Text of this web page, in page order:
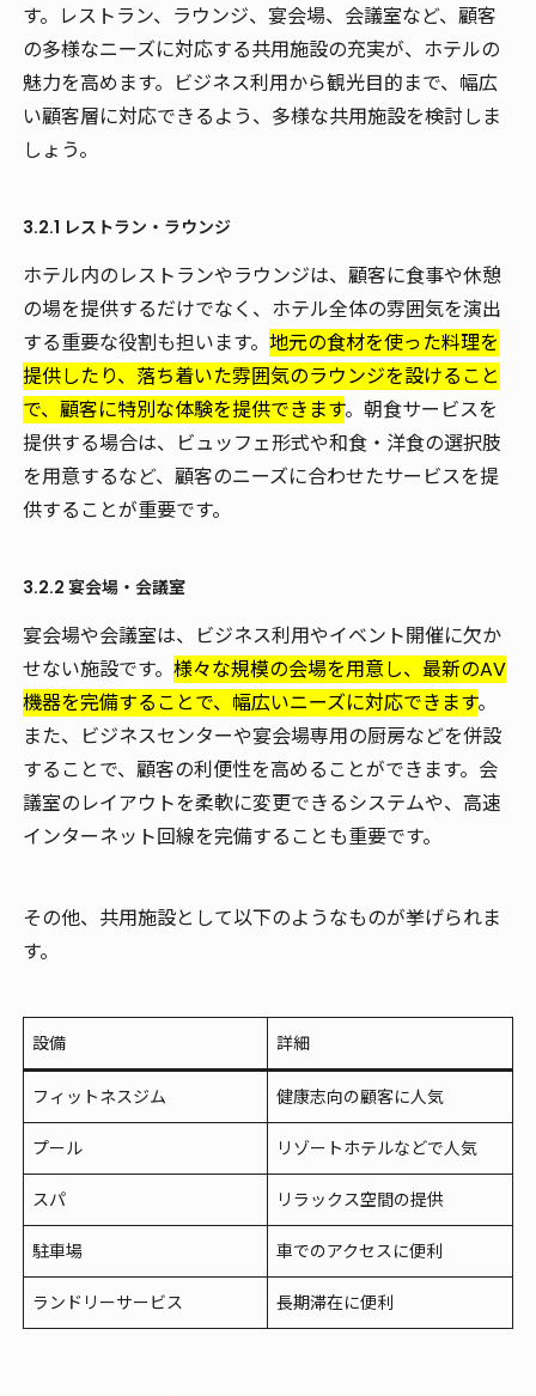
す。レストラン、ラウンジ、宴会場、会議室など、顧客
の多様なニーズに対応する共用施設の充実が、ホテルの
魅力を高めます。ビジネス利用から観光目的まで、幅広
い顧客層に対応できるよう、多様な共用施設を検討しま
しょう。
3.2.1 レストラン・ラウンジ
ホテル内のレストランやラウンジは、顧客に食事や休憩
の場を提供するだけでなく、ホテル全体の雰囲気を演出
する重要な役割も担います。 地元の食材を使った料理を
提供したり、落ち着いた雰囲気のラウンジを設けること
で、顧客に特別な体験を提供できます。朝食サービスを
提供する場合は、ビュッフェ形式や和食・洋食の選択肢
を用意するなど、顧客のニーズに合わせたサービスを提
供することが重要です。
3.2.2 宴会場・会議室
宴会場や会議室は、ビジネス利用やイベント開催に欠か
せない施設です。 様々な規模の会場を用意し、最新のAV
機器を完備することで、幅広いニーズに対応できます。
また、ビジネスセンターや宴会場専用の厨房などを併設
することで、顧客の利便性を高めることができます。会
議室のレイアウトを柔軟に変更できるシステムや、高速
インターネット回線を完備することも重要です。
その他、共用施設として以下のようなものが挙げられま
す。
設備 詳細
フィットネスジム 健康志向の顧客に人気
プール リゾートホテルなどで人気
スパ リラックス空間の提供
駐車場 車でのアクセスに便利
ランドリーサービス 長期滞在に便利